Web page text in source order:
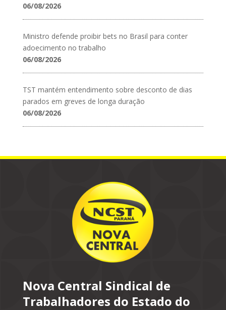
06/08/2026
Ministro defende proibir bets no Brasil para conter
adoecimento no trabalho
06/08/2026
TST mantém entendimento sobre desconto de dias
parados em greves de longa duração
06/08/2026
Nova Central Sindical de
Trabalhadores do Estado do